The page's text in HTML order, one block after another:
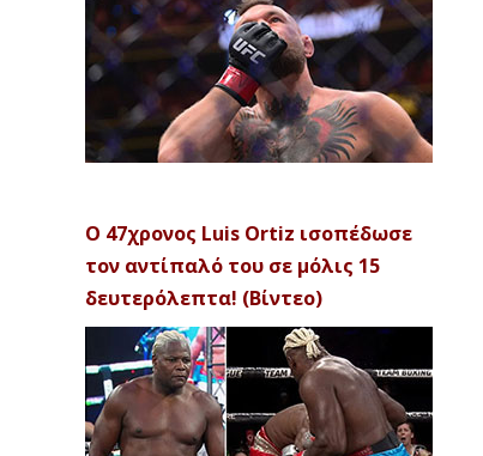
Ο 47χρονος Luis Ortiz ισοπέδωσε
τον αντίπαλό του σε μόλις 15
δευτερόλεπτα! (Βίντεο)